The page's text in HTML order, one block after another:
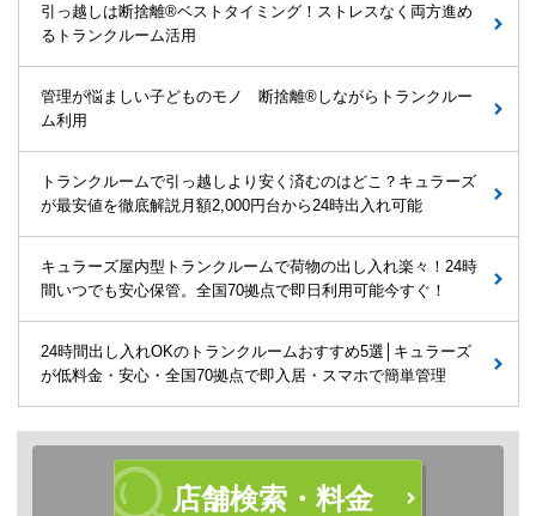
引っ越しは断捨離®ベストタイミング！ストレスなく両方進め
るトランクルーム活用
管理が悩ましい子どものモノ 断捨離®しながらトランクルー
ム利用
トランクルームで引っ越しより安く済むのはどこ？キュラーズ
が最安値を徹底解説月額2,000円台から24時出入れ可能
キュラーズ屋内型トランクルームで荷物の出し入れ楽々！24時
間いつでも安心保管。全国70拠点で即日利用可能今すぐ！
24時間出し入れOKのトランクルームおすすめ5選│キュラーズ
が低料金・安心・全国70拠点で即入居・スマホで簡単管理
店舗検索・料金